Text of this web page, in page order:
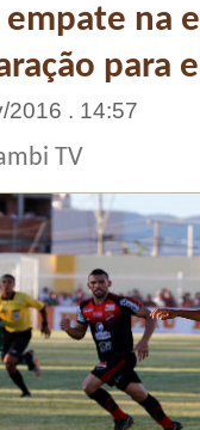
empate na
para
2016 . 14:57
TV